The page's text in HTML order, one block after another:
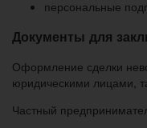
персональные
Документы для
Оформление сделки
юридическими лицами,
Частный